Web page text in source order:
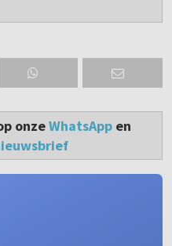
onzeWhatsAppen